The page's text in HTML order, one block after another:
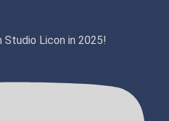
Studio Licon in 2025!